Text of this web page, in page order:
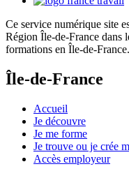
Ce service numérique site
Région Île-de-France dans
formations en Île-de-France.
Île-de-France
Accueil
Je découvre
Je me forme
Je trouve ou je crée
Accès employeur